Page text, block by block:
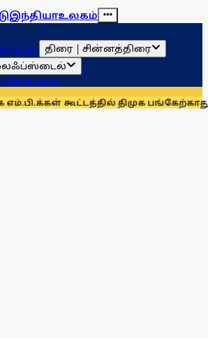
இந்தியாஉலகம்
திரை | சின்னத்திரை
உலகம்
திமுக பங்கேற்காது: